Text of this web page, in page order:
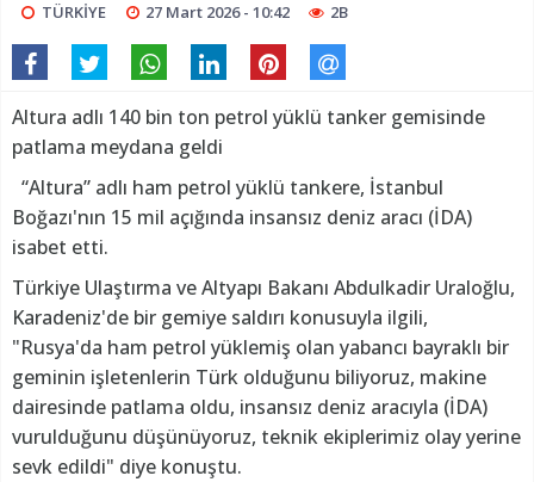
TÜRKİYE 27 Mart 2026 - 10:42 2B
Altura adlı 140 bin ton petrol yüklü tanker gemisinde
patlama meydana geldi
“Altura” adlı ham petrol yüklü tankere, İstanbul
Boğazı'nın 15 mil açığında insansız deniz aracı (İDA)
isabet etti.
Türkiye Ulaştırma ve Altyapı Bakanı Abdulkadir Uraloğlu,
Karadeniz'de bir gemiye saldırı konusuyla ilgili,
"Rusya'da ham petrol yüklemiş olan yabancı bayraklı bir
geminin işletenlerin Türk olduğunu biliyoruz, makine
dairesinde patlama oldu, insansız deniz aracıyla (İDA)
vurulduğunu düşünüyoruz, teknik ekiplerimiz olay yerine
sevk edildi" diye konuştu.